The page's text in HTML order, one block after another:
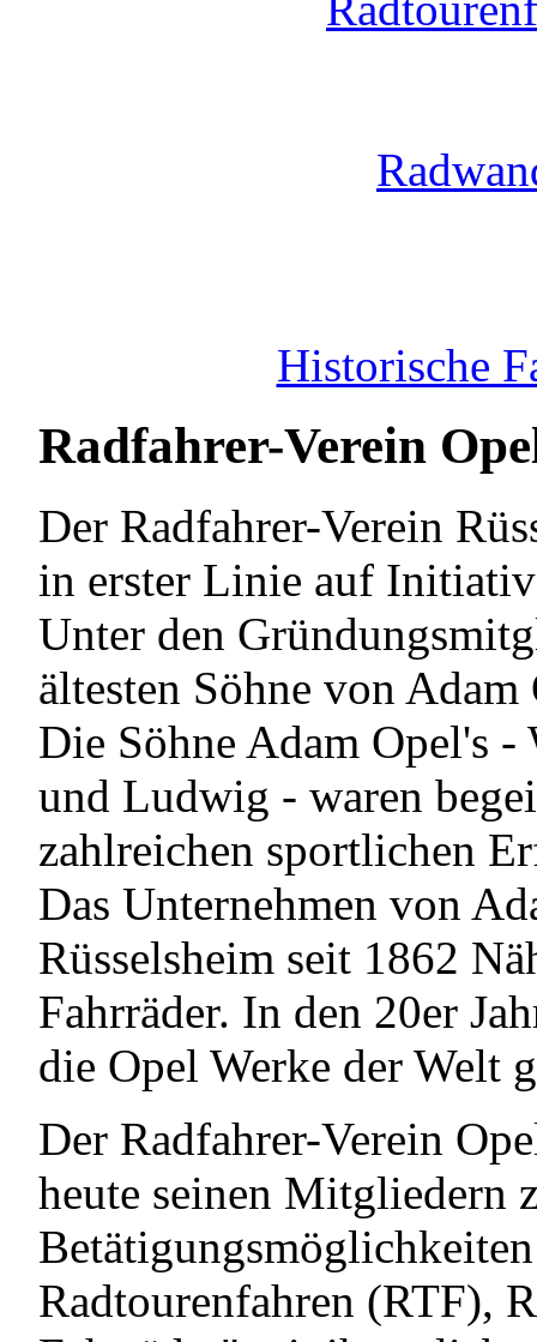
Historische
Radfahrer-Verein
Der Radfahrer-Verein
in erster Linie auf
Unter den
ältesten Söhne von Adam
Die Söhne Adam Opel's
und Ludwig - waren
zahlreichen sportlichen
Das Unternehmen von
Rüsselsheim seit 1862
Fahrräder. In den 20er
die Opel Werke der Welt
Der Radfahrer-Verein
heute seinen Mitgliedern
Radtourenfahren (RTF),